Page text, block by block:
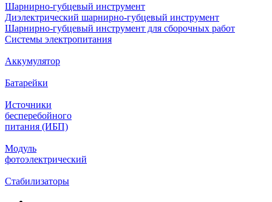
Шарнирно-губцевый инструмент
Диэлектрический шарнирно-губцевый инструмент
Шарнирно-губцевый инструмент для сборочных работ
Системы электропитания
Аккумулятор
Батарейки
Источники
бесперебойного
питания (ИБП)
Модуль
фотоэлектрический
Стабилизаторы